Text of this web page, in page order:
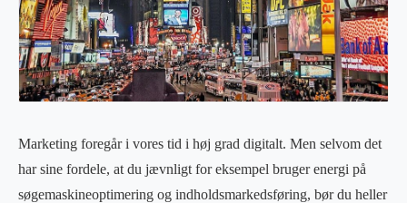
Marketing foregår i vores tid i høj grad digitalt. Men selvom det
har sine fordele, at du jævnligt for eksempel bruger energi på
søgemaskineoptimering og indholdsmarkedsføring, bør du heller